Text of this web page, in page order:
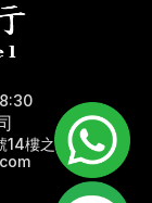
樓之3